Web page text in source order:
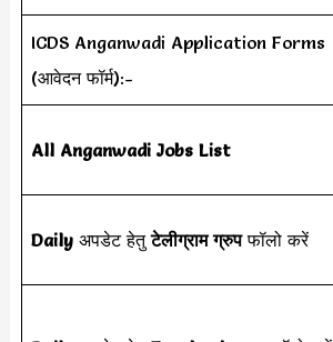
ICDS Anganwadi Application Forms
(आवेदन फॉर्म):-
All Anganwadi Jobs List
Daily अपडेट हेतुटेलीग्राम ग्रुपफॉलो करें